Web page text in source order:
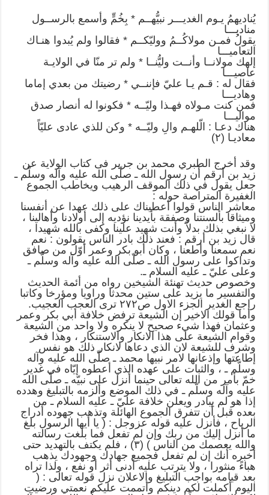
يُناديهمُ يـوم الغديـــر نبيُّهــم * بِخُمٍّ وأسمع بالرســول
مناديـــا
يقولُ فمـن مولاكُــمُ ووليّكــم * فقالوا ولم يُبدوا هنـاك
التعاميـــا
إلهك مولانــا وأنــت وليُّنــا * ولم تر منّا في الولايـة
عاصيـــا
فقال له : قـم يـا عليّ فإننــي‌ * رضيتك من بعدي إماما
وهاديـــا
فمن كنت مـولاه فهـذا وليّــه * ‌فكونوا له أنصار صدق
مواليـــا
هناك دعـا : الّلهـم والِ وليّــه * ‌وكن للذي عادى عليّاً
معاديـا (۲)
وقد أخرج الطبري محمد بن جرير فى كتاب الولاية عن
زيد بن أرقم أن رسول الله ـ صلّى الله عليه وآله وسلّم ـ
جعل يقول في ذلك الموقف الرهيب ويخاطب الجموع
الغفيرة المتراصة حوله :
معاشر الناس قولوا أعطيناك على ذلك عهدا عن أنفسنا
وميثاقا بألسنتنا وصفقة بأيدينا نؤديه إلى أولادنا وأهالينا ،
لا نبغي بذلك بدلاً وأنت شهيد علينا وكفى بالله شهيدا ،
قال زيد بن أرقم : فعند ذلك بادر الناس يقولون : نعم
نعم سمعنا وأطعنا ، وكان أبو بكر وعمر أوّل من صافق
وتداكوا على رسول الله ـ صلّى الله عليه وآله وسلّم ـ
وعلى عليّ ـ عليه السلام ـ.
وخصوص حديث تهنئة الشيخين رواه من أئمة الحديث
والتفسير ما يزيد على ستين محدثا وراويا ومؤرخا وكاتبا
راجع الغدير الجزء الاول ص۲۷۲ ترى العجب العجيب.
وأما قولك الاخير إن الشيعة ترفض خلافة أبي بكر وعمر
وعثمان فهذا شيء صحيح لا ينكره ولا واحد من الشيعة
وقوام الشيعة على هذا الانكار والاستنكار ، وهذا فخر
وشرف للشيعة لان الذي دعاها لانكار ذلك هو نفس
إطاعتها وإذعانها لامر نبيها محمد ـ صلّى الله عليه وآله
وسلّم ـ ، والثبات على عهده الذي أعطوه إيّاه في غدير
خمّ بأمر من الله تعالى حينما أنزل على نبيّه ـ صلّى الله
عليه وآله وسلّم ـ في ذلك الموضع وألزمه بالتبليغ وهدده
إذا هو لم يبادر ويعلن خلافة عليّ ـ عليه السلام ـ من
بعده قبل أن تتفرق الجموع الهائلة وتذهب جهوده أدراج
الرياح ، فأنزل عليه قوله عزوجل : ( يا أيها الرسول بلغ
ما أنزل إليك من ربك وإن لم تفعل فما بلغت رسالته
والله يعصمك من الناس ) (۳) ، فلم يكتف بالتهديد حتى
أخبره أنك إن لم تفعل فجميع جهادك وجهودك يذهب
هباءً منثورا ، ولا يترتب عليه أدنى أثر أو نفع ، ولذا تراه
بعد قيامه بواجب التبليغ والاعلان نزل قوله تعالى : (
اليوم أكملت لكم دينكم وأتممت عليكم نعمتي ورضيت